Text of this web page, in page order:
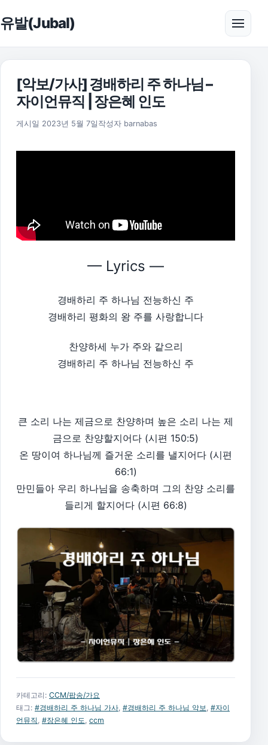
유발(Jubal) 메뉴
[악보/가사] 경배하리 주 하나님 –
자이언뮤직 | 장은혜 인도
게시일 2023년 5월 7일 작성자 barnabas
— Lyrics —
경배하리 주 하나님 전능하신 주
경배하리 평화의 왕 주를 사랑합니다
찬양하세 누가 주와 같으리
경배하리 주 하나님 전능하신 주
큰 소리 나는 제금으로 찬양하며 높은 소리 나는 제
금으로 찬양할지어다 (시편 150:5)
온 땅이여 하나님께 즐거운 소리를 낼지어다 (시편
66:1)
만민들아 우리 하나님을 송축하며 그의 찬양 소리를
들리게 할지어다 (시편 66:8)
카테고리: CCM/팝송/가요
태그: #경배하리 주 하나님 가사, #경배하리 주 하나님 악보, #자이
언뮤직, #장은혜 인도, ccm